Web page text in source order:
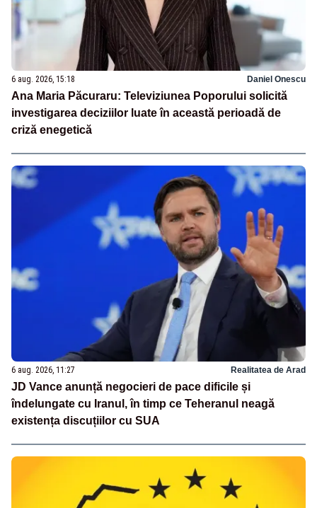
6 aug. 2026, 15:18 Daniel Onescu
Ana Maria Păcuraru: Televiziunea Poporului solicită
investigarea deciziilor luate în această perioadă de
criză enegetică
6 aug. 2026, 11:27 Realitatea de Arad
JD Vance anunță negocieri de pace dificile și
îndelungate cu Iranul, în timp ce Teheranul neagă
existența discuțiilor cu SUA